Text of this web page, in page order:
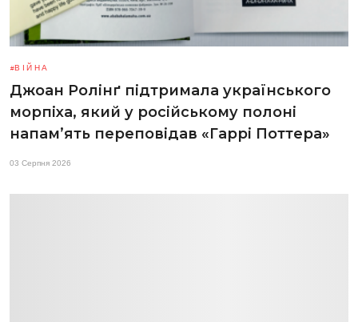
ВІЙНА
Джоан Ролінґ підтримала українського
морпіха, який у російському полоні
напам’ять переповідав «Гаррі Поттера»
03 Серпня 2026